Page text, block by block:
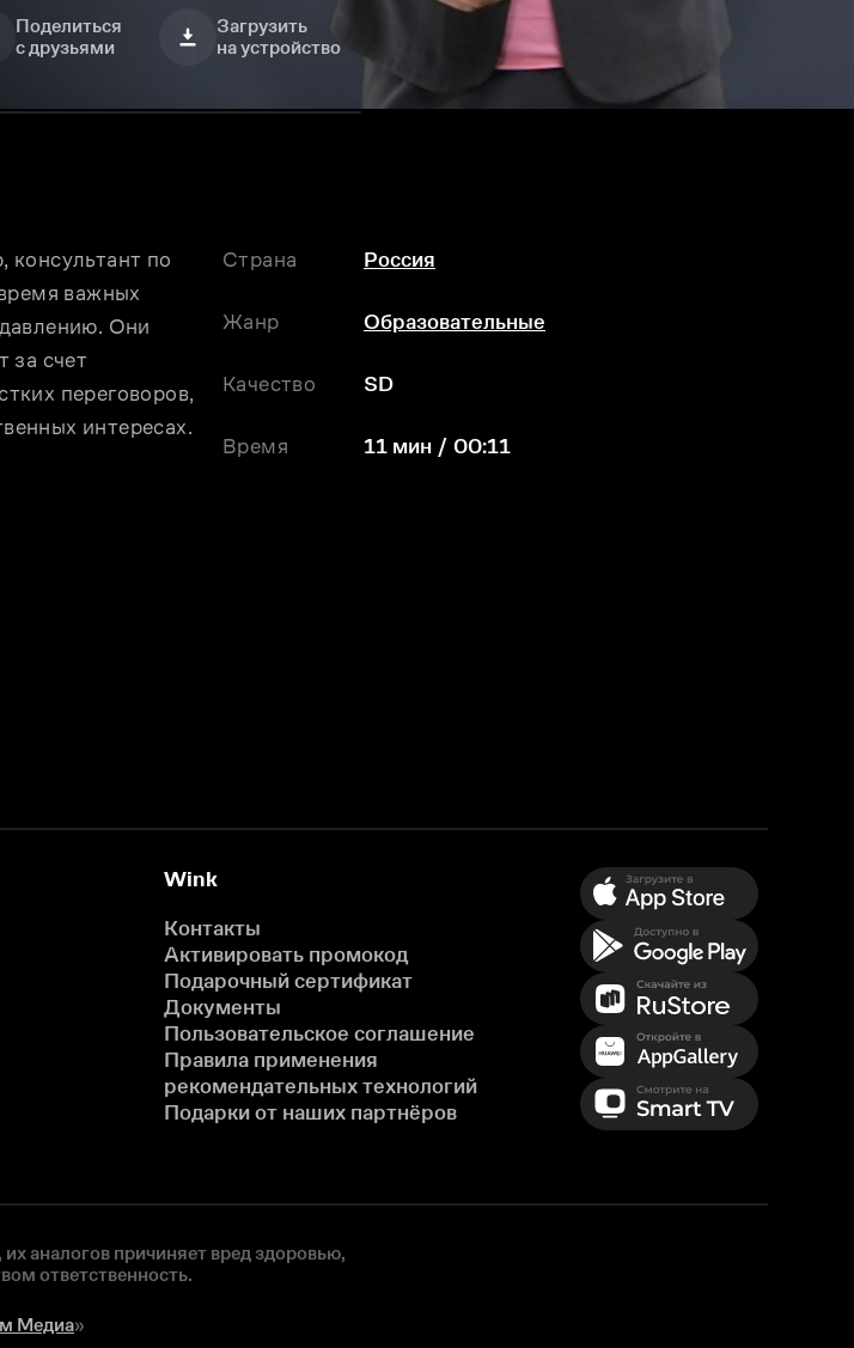
Поделиться
с друзьями
Загрузить
на устройство
по
важных
Они
за счет
переговоров,
интересах.
Страна Россия
Жанр Образовательные
Качество SD
Время 11 мин / 00:11
Wink
Контакты
Активировать промокод
Подарочный сертификат
Документы
Пользовательское соглашение
Правила применения
рекомендательных технологий
Подарки от наших партнёров
аналогов причиняет вред здоровью,
ответственность.
Медиа»